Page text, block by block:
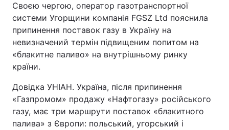
Своєю чергою, оператор газотранспортної
системи Угорщини компанія FGSZ Ltd пояснила
припинення поставок газу в Україну на
невизначений термін підвищеним попитом на
«блакитне паливо» на внутрішньому ринку
країни.
Довідка УНІАН. Україна, після припинення
«Газпромом» продажу «Нафтогазу» російського
газу, має три маршрути поставок «блакитного
палива» з Європи: польський, угорський і